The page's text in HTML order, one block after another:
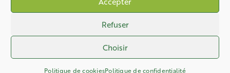
Refuser
Choisir
Politique de cookiesPolitique de confidentialité